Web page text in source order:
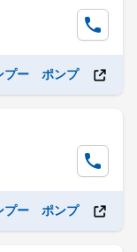
プー ポンプ
プー ポンプ